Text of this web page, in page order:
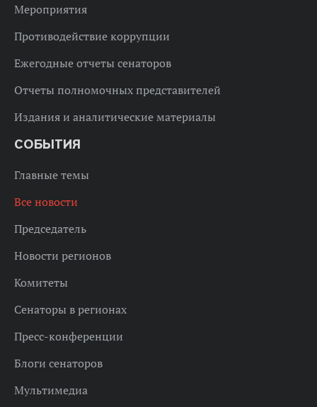
Мероприятия
Противодействие коррупции
Ежегодные отчеты сенаторов
Отчеты полномочных представителей
Издания и аналитические материалы
СОБЫТИЯ
Главные темы
Все новости
Председатель
Новости регионов
Комитеты
Сенаторы в регионах
Пресс-конференции
Блоги сенаторов
Мультимедиа